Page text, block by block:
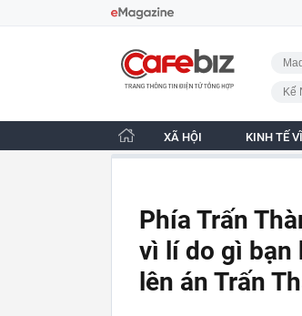
CafeBiz - Trang chủ
Kế
XÃ HỘI KINH TẾ
Phía Trấn
vì lí do gì bạn
lên án Trấn